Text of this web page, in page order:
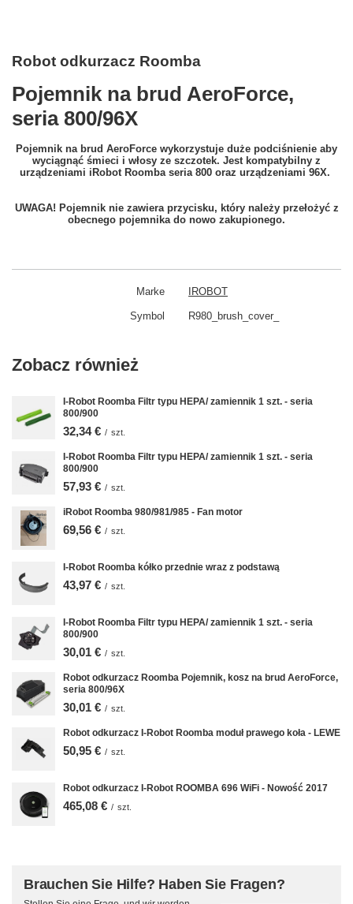
Robot odkurzacz Roomba
Pojemnik na brud AeroForce,
seria 800/96X
Pojemnik na brud AeroForce wykorzystuje duże podciśnienie aby
wyciągnąć śmieci i włosy ze szczotek. Jest kompatybilny z
urządzeniami iRobot Roomba seria 800 oraz urządzeniami 96X.
UWAGA! Pojemnik nie zawiera przycisku, który należy przełożyć z
obecnego pojemnika do nowo zakupionego.
Marke IROBOT
Symbol R980_brush_cover_
Zobacz również
I-Robot Roomba Filtr typu HEPA/ zamiennik 1 szt. - seria
800/900
32,34 € / szt.
I-Robot Roomba Filtr typu HEPA/ zamiennik 1 szt. - seria
800/900
57,93 € / szt.
iRobot Roomba 980/981/985 - Fan motor
69,56 € / szt.
I-Robot Roomba kółko przednie wraz z podstawą
43,97 € / szt.
I-Robot Roomba Filtr typu HEPA/ zamiennik 1 szt. - seria
800/900
30,01 € / szt.
Robot odkurzacz Roomba Pojemnik, kosz na brud AeroForce,
seria 800/96X
30,01 € / szt.
Robot odkurzacz I-Robot Roomba moduł prawego koła - LEWE
50,95 € / szt.
Robot odkurzacz I-Robot ROOMBA 696 WiFi - Nowość 2017
465,08 € / szt.
Brauchen Sie Hilfe? Haben Sie Fragen?